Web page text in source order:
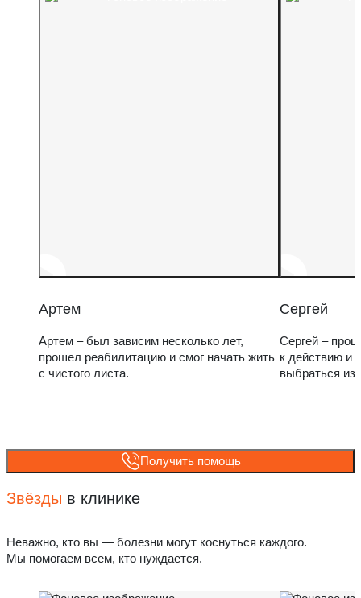
Артем
Артем – был зависим несколько лет,
прошел реабилитацию и смог начать жить
с чистого листа.
Сергей
Сергей –
к действию и
выбраться из
Получить помощь
Звёзды в клинике
Неважно, кто вы — болезни могут коснуться каждого.
Мы помогаем всем, кто нуждается.